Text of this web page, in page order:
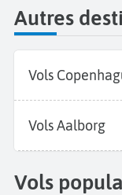
Autres
Vols
Vols Aalborg
Vols